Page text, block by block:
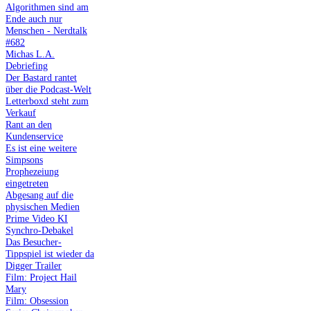
Algorithmen sind am
Ende auch nur
Menschen - Nerdtalk
#682
Michas L.A.
Debriefing
Der Bastard rantet
über die Podcast-Welt
Letterboxd steht zum
Verkauf
Rant an den
Kundenservice
Es ist eine weitere
Simpsons
Prophezeiung
eingetreten
Abgesang auf die
physischen Medien
Prime Video KI
Synchro-Debakel
Das Besucher-
Tippspiel ist wieder da
Digger Trailer
Film: Project Hail
Mary
Film: Obsession